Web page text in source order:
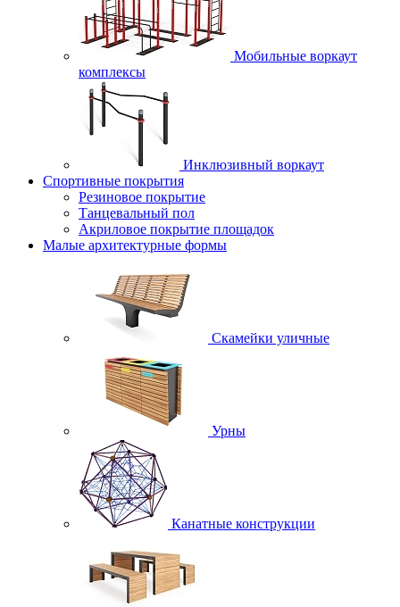
Мобильные воркаут
комплексы
Инклюзивный воркаут
Спортивные покрытия
Резиновое покрытие
Танцевальный пол
Акриловое покрытие площадок
Малые архитектурные формы
Скамейки уличные
Урны
Канатные конструкции